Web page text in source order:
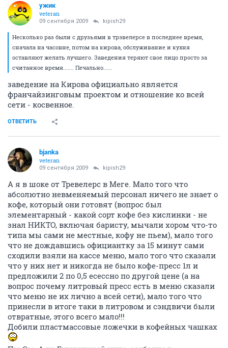
ужик
veteran
09 сентября 2009 kipish29
Несколько раз были с друзьями в трэвелерсе в последнее время,
сначала на часовне, потом на кирова, обслуживание и кухня
оставляют желать лучшего. Заведения теряют свое лицо просто за
считанное время....... Печально......
заведение на Кирова официально является
франчайзинговым проектом и отношение ко всей
сети - косвенное.
ОТВЕТИТЬ
bjanka
veteran
09 сентября 2009 kipish29
А я в шоке от Тревелерс в Меге. Мало того что
абсолютно невменяемый персонал ничего не знает о
кофе, который они готовят (вопрос был
элементарный - какой сорт кофе без кислинки - не
знал НИКТО, включая баристу, мычали хором что-то
типа мы сами не местные, кофу не пьем), мало того
что не дождавшись официантку за 15 минут сами
сходили взяли на кассе меню, мало того что сказали
что у них нет и никогда не было кофе-пресс 1л и
предложили 2 по 0,5 есессно по другой цене (а на
вопрос почему литровый пресс есть в меню сказали
что меню не их лично а всей сети), мало того что
принесли в итоге таки в литровом и сэндвичи были
отвратные, этого всего мало!!!
Добили пластмассовые ложечки в кофейных чашках